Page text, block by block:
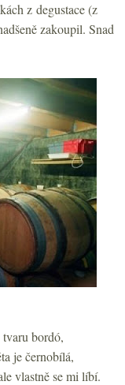
z degustace (z
zakoupil. Snad
bordó,
je černobílá,
vlastně se mi líbí.